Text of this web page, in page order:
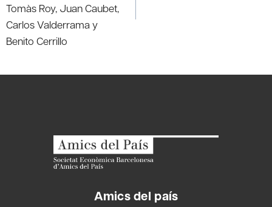
Tomàs Roy, Juan Caubet,
Carlos Valderrama y
Benito Cerrillo
Amics del país